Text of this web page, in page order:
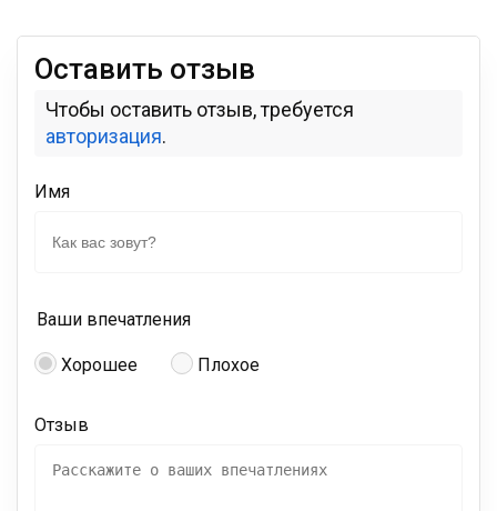
Оставить отзыв
Чтобы оставить отзыв, требуется
авторизация.
Имя
Ваши впечатления
Хорошее Плохое
Отзыв